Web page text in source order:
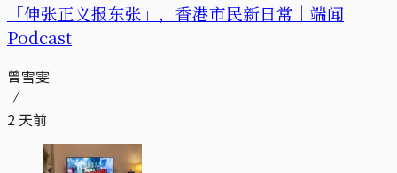
「伸张正义报东张」，香港市民新日常｜端闻
Podcast
曾雪雯
2 天前